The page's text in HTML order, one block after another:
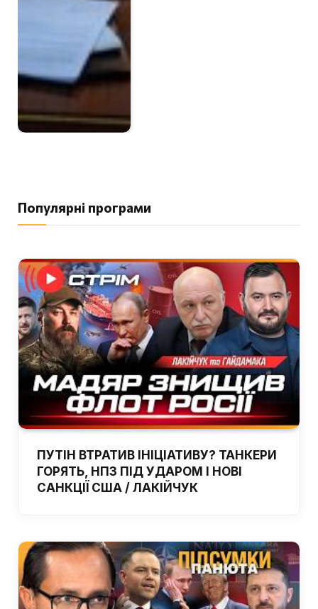
Популярні програми
ПУТІН ВТРАТИВ ІНІЦІАТИВУ? ТАНКЕРИ
ГОРЯТЬ, НПЗ ПІД УДАРОМ І НОВІ
САНКЦІЇ США / ЛАКІЙЧУК